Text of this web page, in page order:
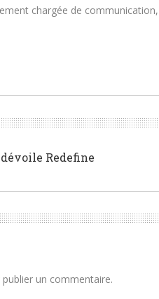
chargée de
Redefine
publier un commentaire.